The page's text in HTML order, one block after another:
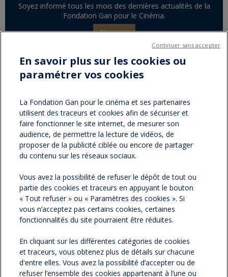
Soyez informé tous les mois des dernières actualités de la
Fondation Gan pour le Cinéma.
S'inscrire
Partager sur :
facebook
twitterVersion
imprimable
NOS NEWSLETTERS
NOS PARTENAIRES
ESPACE PRESSE
NOS ACTUALITÉS
CONTACTEZ-NOUS
En savoir plus sur les cookies ou
paramétrer vos cookies
La Fondation Gan pour le cinéma et ses partenaires
utilisent des traceurs et cookies afin de sécuriser et
faire fonctionner le site internet, de mesurer son
audience, de permettre la lecture de vidéos, de
proposer de la publicité ciblée ou encore de partager
du contenu sur les réseaux sociaux.
Vous avez la possibilité de refuser le dépôt de tout ou
partie des cookies et traceurs en appuyant le bouton
« Tout refuser » ou « Paramètres des cookies ». Si
vous n’acceptez pas certains cookies, certaines
fonctionnalités du site pourraient être réduites.
En cliquant sur les différentes catégories de cookies
et traceurs, vous obtenez plus de détails sur chacune
d'entre elles. Vous avez la possibilité d’accepter ou de
refuser l’ensemble des cookies appartenant à l’une ou
Continuer sans accepter